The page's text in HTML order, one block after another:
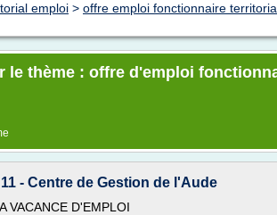
emploi > offre emploi fonctionnaire
le thème : offre d'emploi
- Centre de Gestion de l'Aude
VACANCE D'EMPLOI